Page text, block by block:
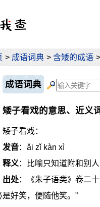
> 成语词典 > 含矮的成语 >
成语词典
矮子看戏的意思、近义
矮子看戏：
发音：ǎi zǐ kàn xì
释义：比喻只知道附和别
出处：《朱子语类》卷二
是好笑，便随他笑。”